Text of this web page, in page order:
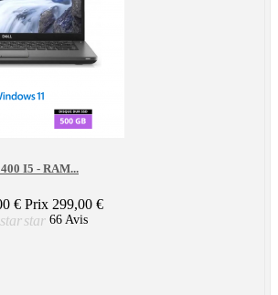
I5 - RAM...
€ Prix 299,00 €
starstar 66 Avis